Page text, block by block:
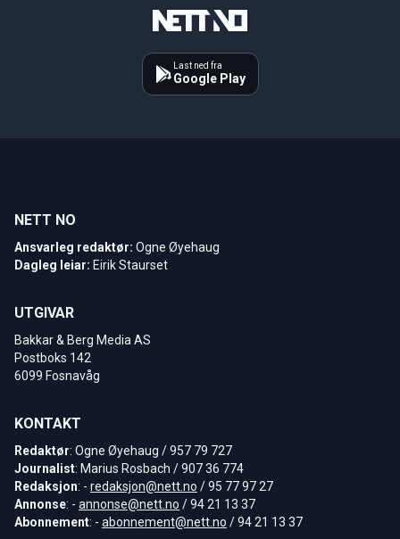
Last ned fra
Google Play
NETT NO
Ansvarleg redaktør: Ogne Øyehaug
Dagleg leiar: Eirik Staurset
UTGIVAR
Bakkar & Berg Media AS
Postboks 142
6099 Fosnavåg
KONTAKT
Redaktør: Ogne Øyehaug / 957 79 727
Journalist: Marius Rosbach / 907 36 774
Redaksjon: - redaksjon@nett.no / 95 77 97 27
Annonse: - annonse@nett.no / 94 21 13 37
Abonnement: - abonnement@nett.no / 94 21 13 37